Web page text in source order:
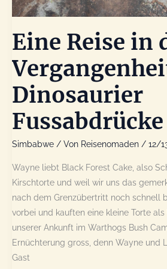
Eine Reise in
Dinosaurier
Fussabdrücke
Simbabwe / Von Reisenomaden / 12/
Wayne liebt Black Forest Cake, also
Kirschtorte und weil wir uns das
nach dem Grenzübertritt noch schnell
vorbei und kauften eine kleine Torte
unserer Ankunft im Warthogs Bush
Ernüchterung gross, denn Wayne und
Gast